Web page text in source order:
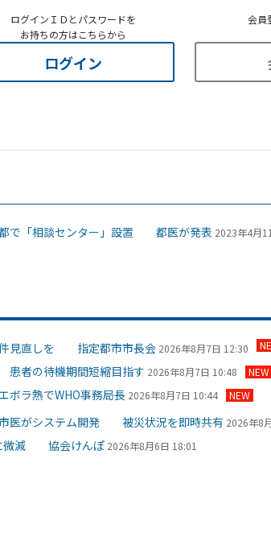
ログインＩＤとパスワードを
お持ちの方はこちらから
ログイン
会員
で「相談センター」設置 都医が発表 2023年4月
件見直しを 指定都市市長会 2026年8月7日 12:30
者の待機期間短縮目指す 2026年8月7日 10:48 NEW
ラ熱でWHO事務局長 2026年8月7日 10:44 NEW
市医がシステム開発 被災状況を即時共有 2026年8
微減 協会けんぽ 2026年8月6日 18:01